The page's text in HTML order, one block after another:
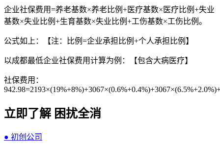
企业社保费用=养老基数×养老比例+医疗基数×医疗比例+失业
基数×失业比例+生育基数×失业比例+工伤基数×工伤比例。
公式如上：【注：比例=企业承担比例+个人承担比例】
以成都最低企业社保费用计算为例：【包含大病医疗】
社保费用：
立即了解 困扰全消
● 初创公司